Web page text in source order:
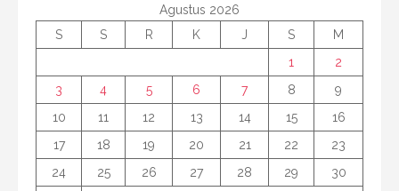
Agustus 2026
S
S R K J S
M
1
2
3
4 5 6 7 8
9
10
11 12 13 14 15
16
17
18 19 20 21 22
23
24
25 26 27 28 29
30